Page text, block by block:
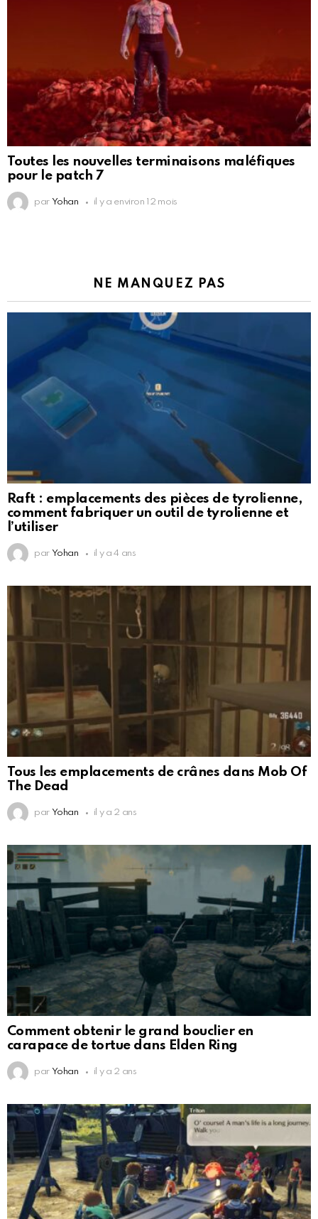
Toutes les nouvelles terminaisons maléfiques
pour le patch 7
par Yohan il y a environ 12 mois
NE MANQUEZ PAS
Raft : emplacements des pièces de tyrolienne,
comment fabriquer un outil de tyrolienne et
l’utiliser
par Yohan il y a 4 ans
Tous les emplacements de crânes dans Mob Of
The Dead
par Yohan il y a 2 ans
Comment obtenir le grand bouclier en
carapace de tortue dans Elden Ring
par Yohan il y a 2 ans